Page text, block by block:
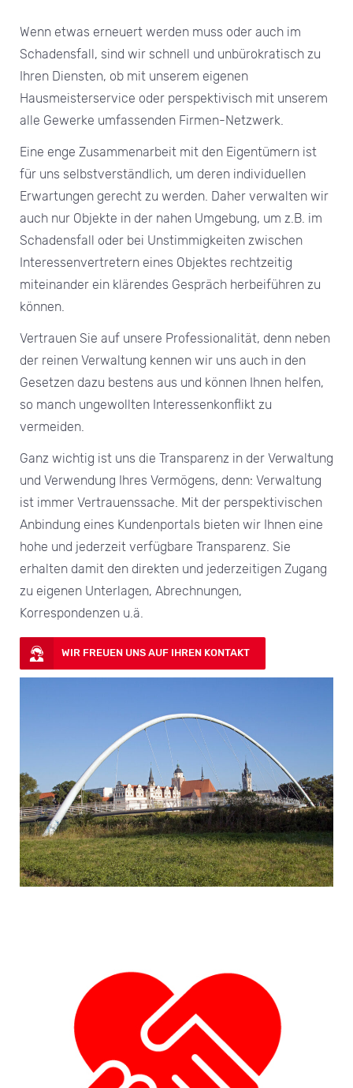
Wenn etwas erneuert werden muss oder auch im
Schadensfall, sind wir schnell und unbürokratisch zu
Ihren Diensten, ob mit unserem eigenen
Hausmeisterservice oder perspektivisch mit unserem
alle Gewerke umfassenden Firmen-Netzwerk.
Eine enge Zusammenarbeit mit den Eigentümern ist
für uns selbstverständlich, um deren individuellen
Erwartungen gerecht zu werden. Daher verwalten wir
auch nur Objekte in der nahen Umgebung, um z.B. im
Schadensfall oder bei Unstimmigkeiten zwischen
Interessenvertretern eines Objektes rechtzeitig
miteinander ein klärendes Gespräch herbeiführen zu
können.
Vertrauen Sie auf unsere Professionalität, denn neben
der reinen Verwaltung kennen wir uns auch in den
Gesetzen dazu bestens aus und können Ihnen helfen,
so manch ungewollten Interessenkonflikt zu
vermeiden.
Ganz wichtig ist uns die Transparenz in der Verwaltung
und Verwendung Ihres Vermögens, denn: Verwaltung
ist immer Vertrauenssache. Mit der perspektivischen
Anbindung eines Kundenportals bieten wir Ihnen eine
hohe und jederzeit verfügbare Transparenz. Sie
erhalten damit den direkten und jederzeitigen Zugang
zu eigenen Unterlagen, Abrechnungen,
Korrespondenzen u.ä.
WIR FREUEN UNS AUF IHREN KONTAKT